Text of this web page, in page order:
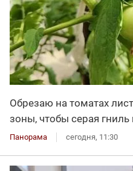
Обрезаю на томатах
зоны, чтобы серая
Панорама сегодня, 11:30